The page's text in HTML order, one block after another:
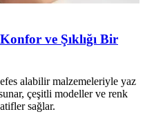
ve Şıklığı Bir
alabilir malzemeleriyle yaz
çeşitli modeller ve renk
sağlar.